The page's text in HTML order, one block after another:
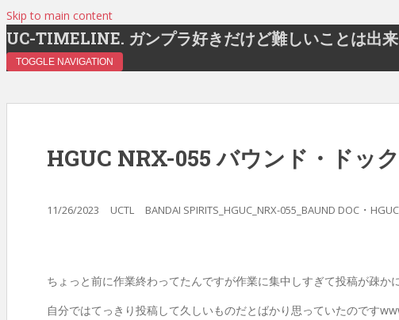
Skip to main content
UC-TIMELINE. ガンプラ好きだけど難しいことは出来
TOGGLE NAVIGATION
HGUC NRX-055 バウンド・ドック
11/26/2023 UCTL BANDAI SPIRITS_HGUC_NRX-055_BAUND DOC ・
ちょっと前に作業終わってたんですが作業に集中しすぎて投稿が疎か
自分ではてっきり投稿して久しいものだとばかり思っていたのです